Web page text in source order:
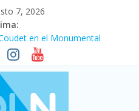
7, 2026
en el Monumental
alto en dos décadas y ya
Fe
41.000 kioscos: el sector
movimiento y consumo